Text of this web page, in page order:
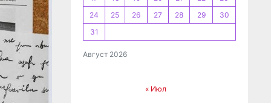
Август 2026
24
25 26 27 28 29
30
31
« Июл